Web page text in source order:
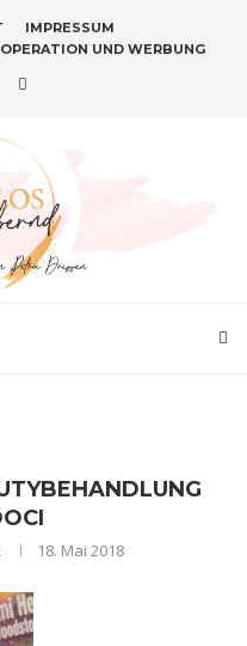
IMPRESSUM
UND WERBUNG
18. Mai 2018